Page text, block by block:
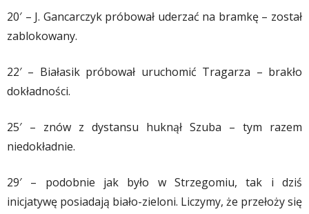
20′ – J. Gancarczyk próbował uderzać na bramkę – został
zablokowany.
22′ – Białasik próbował uruchomić Tragarza – brakło
dokładności.
25′ – znów z dystansu huknął Szuba – tym razem
niedokładnie.
29′ – podobnie jak było w Strzegomiu, tak i dziś
inicjatywę posiadają biało-zieloni. Liczymy, że przełoży się